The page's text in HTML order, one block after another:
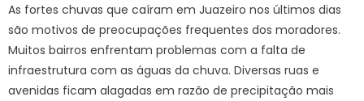
As fortes chuvas que caíram em Juazeiro nos últimos dias
são motivos de preocupações frequentes dos moradores.
Muitos bairros enfrentam problemas com a falta de
infraestrutura com as águas da chuva. Diversas ruas e
avenidas ficam alagadas em razão de precipitação mais